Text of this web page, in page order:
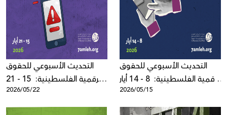
Donate
التحديث الأسبوعي للحقوق
الرقمية الفلسطينية: 15 - 21
أيار 2026
2026/05/22
التحديث الأسبوعي للحقوق
الرقمية الفلسطينية: 8 - 14 أيار
2026
2026/05/15